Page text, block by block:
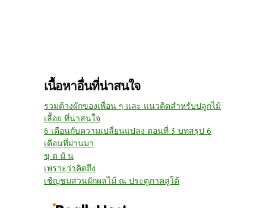
เนื้อหาอื่นที่น่าสนใจ
รวมค้างผักของเพื่อน ๆ และ แนวคิดสำหรับปลูกไม้
เลื้อย ที่น่าสนใจ
6 เดือนกับความเปลี่ยนแปลง ตอนที่ 3 บทสรุป 6
เดือนที่ผ่านมา
ขุ ด มั น
เพราะว่าคิดถึง
เชิญชมสวนผักผลไม้ ณ ประตูภาคสู่ใต้